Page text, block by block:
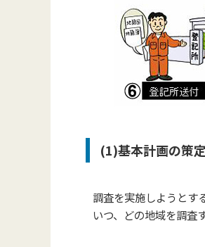
(1)基本計画の策定
調査を実施しようとす
いつ、どの地域を調査